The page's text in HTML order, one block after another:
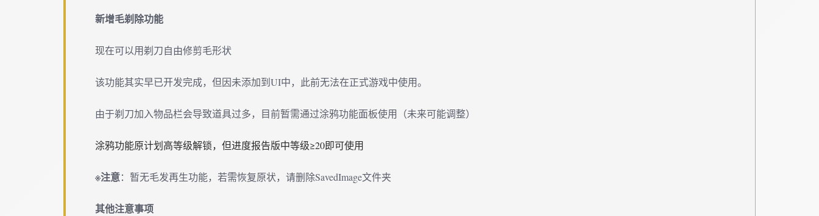
新增毛剃除功能
现在可以用剃刀自由修剪毛形状
该功能其实早已开发完成，但因未添加到UI中，此前无法在正式游戏中使用。
由于剃刀加入物品栏会导致道具过多，目前暂需通过涂鸦功能面板使用（未来可能调整）
涂鸦功能原计划高等级解锁，但进度报告版中等级≥20即可使用
※注意：暂无毛发再生功能，若需恢复原状，请删除SavedImage文件夹
其他注意事项